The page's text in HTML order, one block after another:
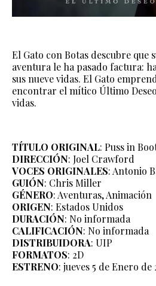
El Gato con Botas descubre que
aventura le ha pasado factura:
sus nueve vidas. El Gato
encontrar el mítico Último
vidas.
TÍTULO ORIGINAL: Puss in
DIRECCIÓN: Joel Crawford
VOCES ORIGINALES: Antonio
GUIÓN: Chris Miller
GÉNERO: Aventuras, Animación
ORIGEN: Estados Unidos
DURACIÓN: No informada
CALIFICACIÓN: No informada
DISTRIBUIDORA: UIP
FORMATOS: 2D
ESTRENO: jueves 5 de Enero de